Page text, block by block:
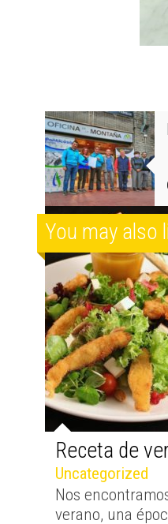
You may also
Uncategorized
Nos
verano, una